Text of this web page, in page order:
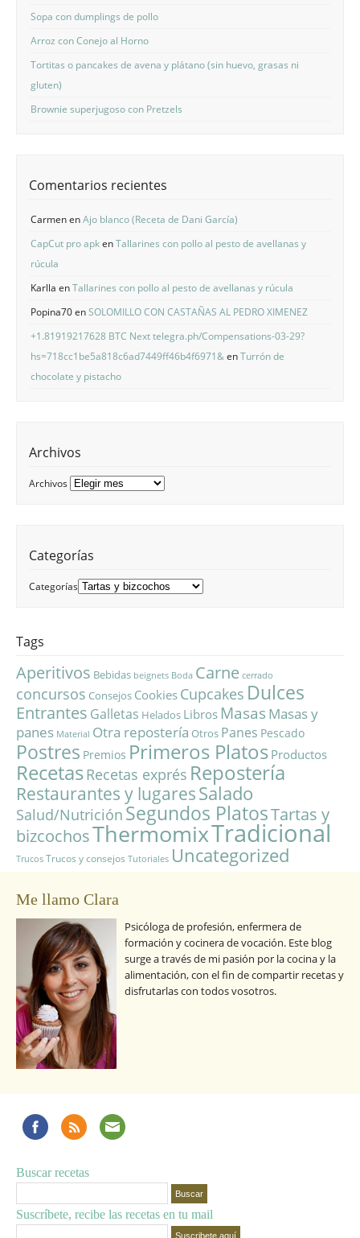
Sopa con dumplings de pollo
Arroz con Conejo al Horno
Tortitas o pancakes de avena y plátano (sin huevo, grasas ni
gluten)
Brownie superjugoso con Pretzels
Comentarios recientes
CarmenenAjo blanco (Receta de Dani García)
CapCut pro apkenTallarines con pollo al pesto de avellanas y
rúcula
Karlla enTallarines con pollo al pesto de avellanas y rúcula
Popina70enSOLOMILLO CON CASTAÑAS AL PEDRO XIMENEZ
+1.81919217628 BTC Next telegra.ph/Compensations-03-29?
hs=718cc1be5a818c6ad7449ff46b4f6971&enTurrón de
chocolate y pistacho
Archivos
Archivos
Categorías
Categorías
Tags
Aperitivos Bebidas beignets Boda Carne cerrado
concursos Consejos Cookies Cupcakes Dulces
Entrantes Galletas Helados Libros Masas Masas y
panes Material Otra repostería Otros Panes Pescado
Postres Premios Primeros Platos Productos
RecetasRecetas exprés Repostería
Restaurantes y lugaresSalado
Salud/NutriciónSegundos PlatosTartas y
bizcochosThermomixTradicional
Trucos Trucos y consejos Tutoriales Uncategorized
Me llamo Clara
Psicóloga de profesión, enfermera de
formación y cocinera de vocación. Este blog
surge a través de mi pasión por la cocina y la
alimentación, con el fin de compartir recetas y
disfrutarlas con todos vosotros.
Buscar recetas
Suscríbete, recibe las recetas en tu mail